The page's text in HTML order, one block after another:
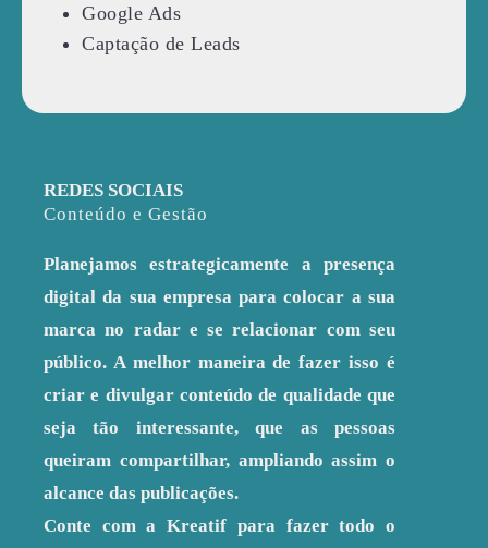
Google Ads
Captação de Leads
REDES SOCIAIS
Conteúdo e Gestão
Planejamos estrategicamente a presença
digital da sua empresa para colocar a sua
marca no radar e se relacionar com seu
público. A melhor maneira de fazer isso é
criar e divulgar conteúdo de qualidade que
seja tão interessante, que as pessoas
queiram compartilhar, ampliando assim o
alcance das publicações.
Conte com a Kreatif para fazer todo o